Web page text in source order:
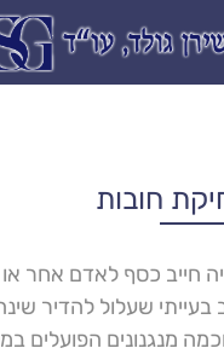
חובות
חייב כסף לאדם אחר או
שעלול להדיר
מנגנונים הפועלים